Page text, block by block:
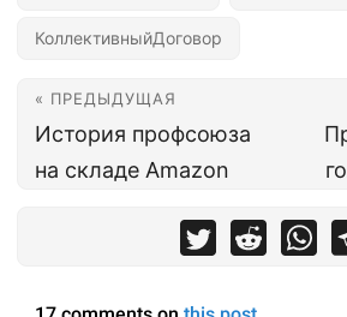
КоллективныйДоговор
« ПРЕДЫДУЩАЯ
История профсоюза
на складе Amazon